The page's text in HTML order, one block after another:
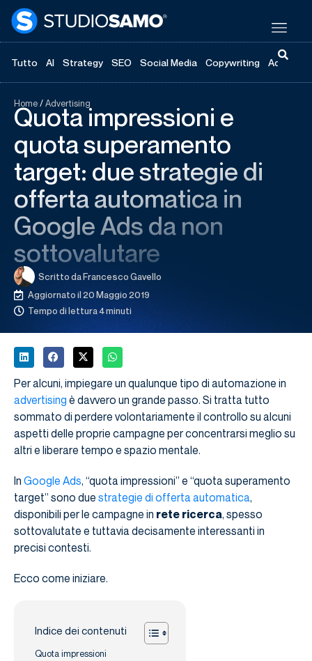
Tutto AI Strategy SEO Social Media Copywriting
Home/Advertising
Quota impressioni e
quota superamento
target: due strategie di
offerta automatica in
Google Ads da non
sottovalutare
Scritto daFrancesco Gavello
Aggiornato il 20 Maggio 2019
Tempo di lettura 4 minuti
Per alcuni, impiegare un qualunque tipo di automazione in
advertising è davvero un grande passo. Si tratta tutto
sommato di perdere volontariamente il controllo su alcuni
aspetti delle proprie campagne per concentrarsi meglio su
altri e liberare tempo e spazio mentale.
In Google Ads, “quota impressioni” e “quota superamento
target” sono due strategie di offerta automatica,
disponibili per le campagne in rete ricerca, spesso
sottovalutate e tuttavia decisamente interessanti in
precisi contesti.
Ecco come iniziare.
Indice dei contenuti
Quota impressioni